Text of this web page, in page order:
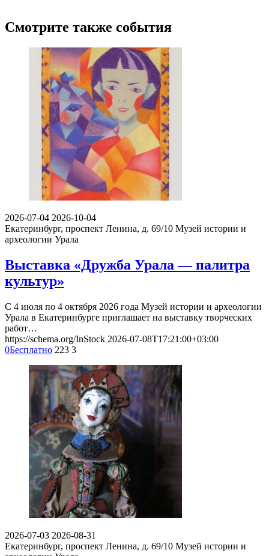
Смотрите также события
2026-07-04 2026-10-04
Екатеринбург, проспект Ленина, д. 69/10 Музей истории и
археологии Урала
Выставка «Дружба Урала — палитра
культур»
С 4 июля по 4 октября 2026 года Музей истории и археологии
Урала в Екатеринбурге приглашает на выставку творческих
работ…
https://schema.org/InStock 2026-07-08T17:21:00+03:00
0Бесплатно 223 3
2026-07-03 2026-08-31
Екатеринбург, проспект Ленина, д. 69/10 Музей истории и